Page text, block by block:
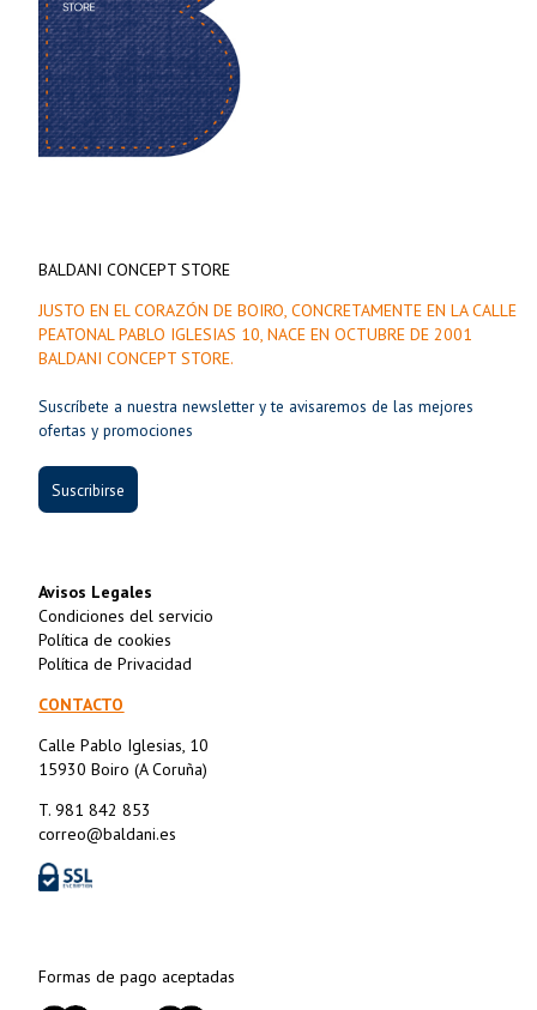
BALDANI CONCEPT STORE
JUSTO EN EL CORAZÓN DE BOIRO, CONCRETAMENTE EN LA CALLE
PEATONAL PABLO IGLESIAS 10, NACE EN OCTUBRE DE 2001
BALDANI CONCEPT STORE.
Suscríbete a nuestra newsletter y te avisaremos de las mejores
ofertas y promociones
Suscribirse
Avisos Legales
Condiciones del servicio
Política de cookies
Política de Privacidad
CONTACTO
Calle Pablo Iglesias, 10
15930 Boiro (A Coruña)
T. 981 842 853
correo@baldani.es
Formas de pago aceptadas